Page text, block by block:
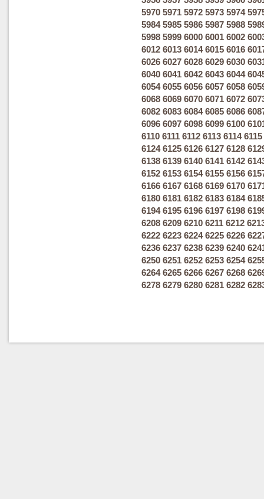
5970 5971 5972 5973 5974
5984 5985 5986 5987 5988
5998 5999 6000 6001 6002
6012 6013 6014 6015 6016
6026 6027 6028 6029 6030
6040 6041 6042 6043 6044
6054 6055 6056 6057 6058
6068 6069 6070 6071 6072
6082 6083 6084 6085 6086
6096 6097 6098 6099 6100
6110 6111 6112 6113 6114 6115
6124 6125 6126 6127 6128
6138 6139 6140 6141 6142
6152 6153 6154 6155 6156
6166 6167 6168 6169 6170
6180 6181 6182 6183 6184
6194 6195 6196 6197 6198
6208 6209 6210 6211 6212
6222 6223 6224 6225 6226
6236 6237 6238 6239 6240
6250 6251 6252 6253 6254
6264 6265 6266 6267 6268
6278 6279 6280 6281 6282